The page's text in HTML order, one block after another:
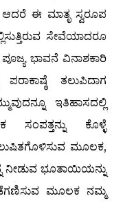
ಆದರೆ ಈ ಮಾತೃ ಸ್ವರೂಪ
ಸೇವೆಯಾದರೂ
ಭಾವನೆ ವಿನಾಶಕಾರಿ
ತಲುಪಿದಾಗ
ಇತಿಹಾಸದಲ್ಲಿ
ಸಂಪತ್ತನ್ನು ಕೊಳ್ಳೆ
ಮೂಲಕ,
ನೀಡುವ ಭೂತಾಯಿಯನ್ನು
ಮೂಲಕ ನಮ್ಮ